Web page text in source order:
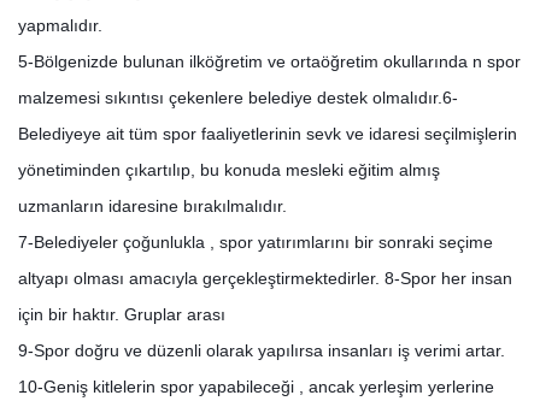
yapmalıdır.
5-Bölgenizde bulunan ilköğretim ve ortaöğretim okullarında n spor
malzemesi sıkıntısı çekenlere belediye destek olmalıdır.6-
Belediyeye ait tüm spor faaliyetlerinin sevk ve idaresi seçilmişlerin
yönetiminden çıkartılıp, bu konuda mesleki eğitim almış
uzmanların idaresine bırakılmalıdır.
7-Belediyeler çoğunlukla , spor yatırımlarını bir sonraki seçime
altyapı olması amacıyla gerçekleştirmektedirler. 8-Spor her insan
için bir haktır. Gruplar arası
9-Spor doğru ve düzenli olarak yapılırsa insanları iş verimi artar.
10-Geniş kitlelerin spor yapabileceği , ancak yerleşim yerlerine